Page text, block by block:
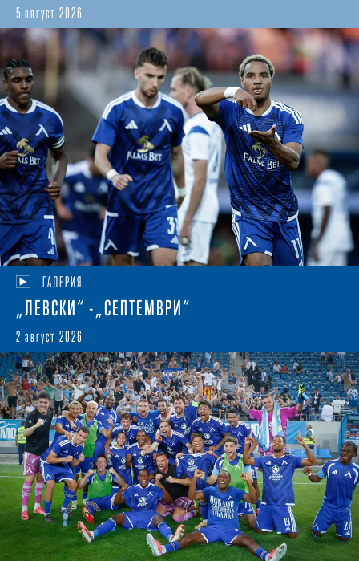
5 август 2026
ГАЛЕРИЯ
„ЛЕВСКИ“ -„СЕПТЕМВРИ“
2 август 2026